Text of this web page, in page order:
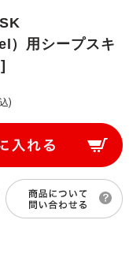
）用シープスキ
)